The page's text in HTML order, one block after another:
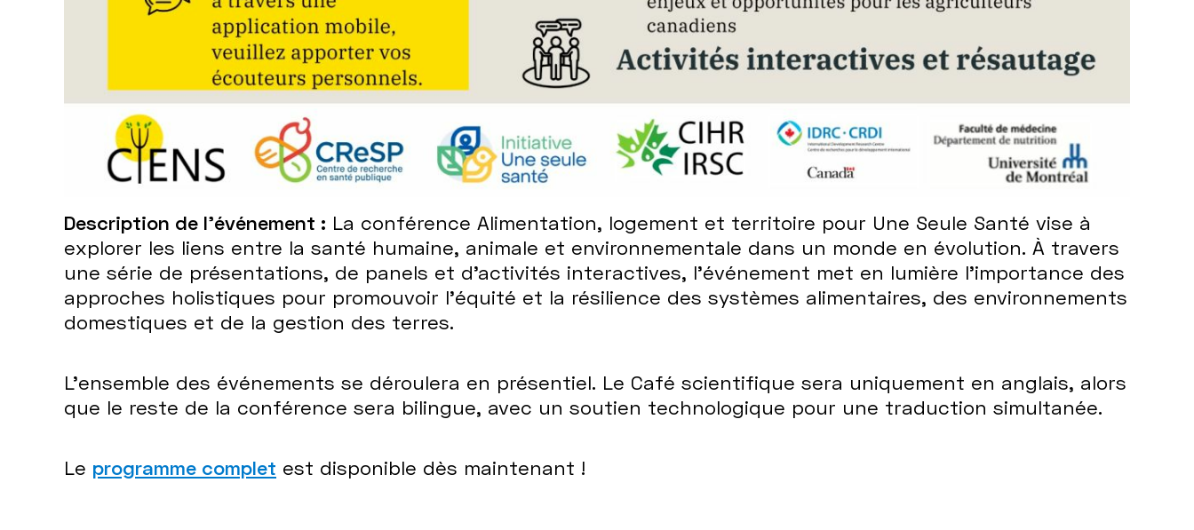
Description de l'événement : La conférence Alimentation, logement et territoire pour Une Seule Santé vise à
explorer les liens entre la santé humaine, animale et environnementale dans un monde en évolution. À travers
une série de présentations, de panels et d’activités interactives, l'événement met en lumière l'importance des
approches holistiques pour promouvoir l'équité et la résilience des systèmes alimentaires, des environnements
domestiques et de la gestion des terres.
L'ensemble des événements se déroulera en présentiel. Le Café scientifique sera uniquement en anglais, alors
que le reste de la conférence sera bilingue, avec un soutien technologique pour une traduction simultanée.
Le programme complet est disponible dès maintenant !